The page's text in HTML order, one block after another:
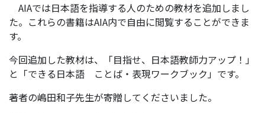
AIAでは日本語を指導する人のための教材を追加しまし
た。これらの書籍はAIA内で自由に閲覧することができま
す。
今回追加した教材は、「目指せ、日本語教師力アップ！」
と「できる日本語 ことば・表現ワークブック」です。
著者の嶋田和子先生が寄贈してくださいました。